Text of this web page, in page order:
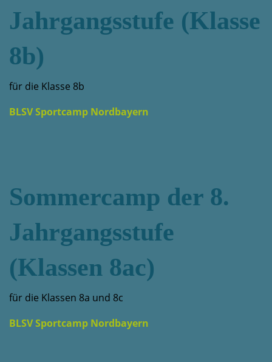
Jahrgangsstufe (Klasse
8b)
für die Klasse 8b
BLSV Sportcamp Nordbayern
Sommercamp der 8.
Jahrgangsstufe
(Klassen 8ac)
für die Klassen 8a und 8c
BLSV Sportcamp Nordbayern